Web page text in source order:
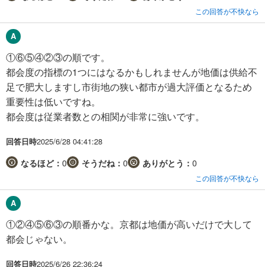
この回答が不快なら
①⑥⑤④②③の順です。
都会度の指標の1つにはなるかもしれませんが地価は供給不
足で肥大しますし市街地の狭い都市が過大評価となるため
重要性は低いですね。
都会度は従業者数との相関が非常に強いです。
回答日時2025/6/28 04:41:28
なるほど： 0 そうだね： 0 ありがとう： 0
この回答が不快なら
①②④⑤⑥③の順番かな。京都は地価が高いだけで大して
都会じゃない。
回答日時2025/6/26 22:36:24